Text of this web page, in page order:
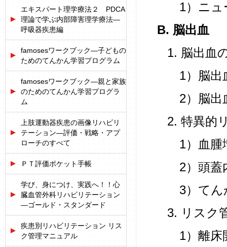
1）ニュ
B. 脳出血
1. 脳出血
1）脳出
2）脳出
2. 特異的
1）血腫
2）頭蓋
3）てん
3. リスク
1）離床
エキスパート理学療法２ PDCA
理論で学ぶ内部障害理学療法―
呼吸器疾患編
famosesワークブック―子どもの
ためのてんかん学習プログラム
famosesワークブック―親と家族
のためのてんかん学習プログラ
ム
上肢運動器疾患の画像リハビリ
テーション―評価・戦略・アプ
ローチのすべて
ＰＴ評価ポケット手帳
学び、身につけ、実践へ！！心
臓血管外科リハビリテーション
―ゴールド・スタンダード
疾患別リハビリテーション リス
ク管理マニュアル